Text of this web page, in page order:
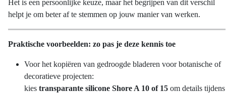
Het is een persoonlijke keuze, maar het begrijpen van dit verschil
helpt je om beter af te stemmen op jouw manier van werken.
Praktische voorbeelden: zo pas je deze kennis toe
Voor het kopiëren van gedroogde bladeren voor botanische of
decoratieve projecten:
kies transparante silicone Shore A 10 of 15 om details tijdens